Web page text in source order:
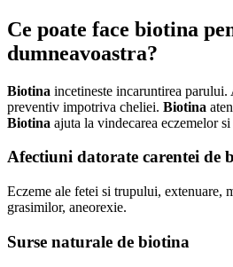
Ce poate face biotina
dumneavoastra?
Biotina incetineste incaruntirea
preventiv impotriva cheliei. Biotina
Biotina ajuta la vindecarea eczemelor
Afectiuni datorate carentei de
Eczeme ale fetei si trupului, extenuare,
grasimilor, aneorexie.
Surse naturale de biotina